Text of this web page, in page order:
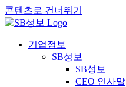
콘텐츠로 건너뛰기
기업정보
SB성보
SB성보
CEO 인사말